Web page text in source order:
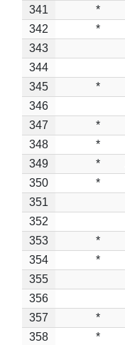
341
*
342
*
343
344
345
*
346
347
*
348
*
349
*
350
*
351
352
353
*
354
*
355
356
357
*
358
*